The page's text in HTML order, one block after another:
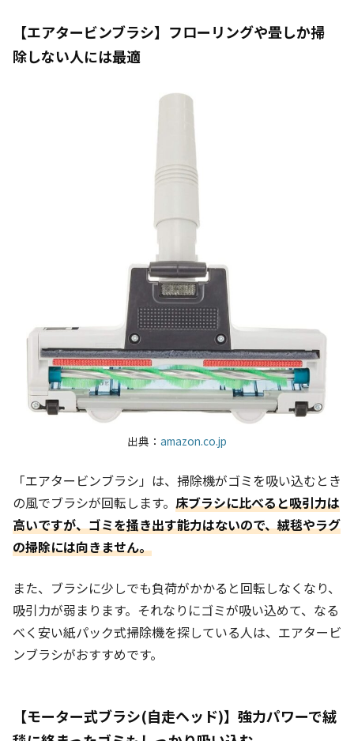
【エアタービンブラシ】フローリングや畳しか掃
除しない人には最適
出典： amazon.co.jp
「エアタービンブラシ」は、掃除機がゴミを吸い込むとき
の風でブラシが回転します。 床ブラシに比べると吸引力は
高いですが、ゴミを掻き出す能力はないので、絨毯やラグ
の掃除には向きません。
また、ブラシに少しでも負荷がかかると回転しなくなり、
吸引力が弱まります。それなりにゴミが吸い込めて、なる
べく安い紙パック式掃除機を探している人は、エアタービ
ンブラシがおすすめです。
【モーター式ブラシ(自走ヘッド)】強力パワーで絨